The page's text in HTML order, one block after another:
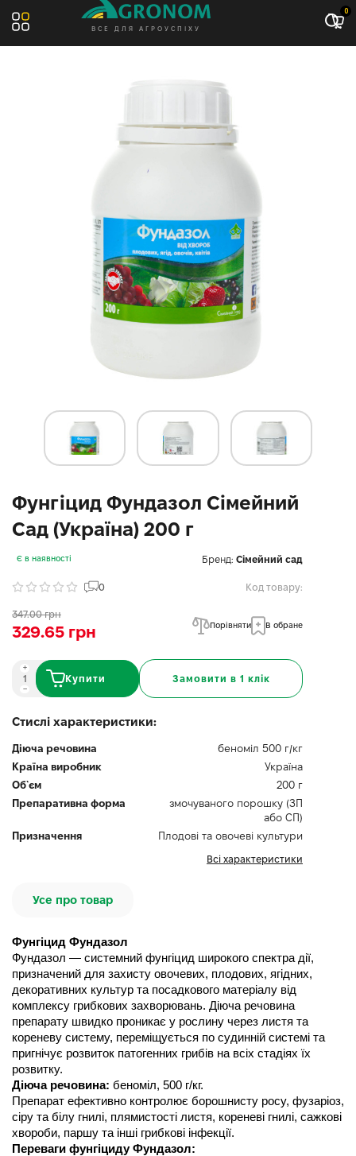
ВСЕ ДЛЯ АГРОУСПІХУ
0
Фунгіцид Фундазол Сімейний
Сад (Україна) 200 г
Є в наявності Бренд: Сімейний сад
0 Код товару:
347.00 грн
329.65 грн Порівняти В обране
Купити Замовити в 1 клік
Стислі характеристики:
Діюча речовина
беноміл 500 г/кг
Країна виробник
Україна
Об`єм
200 г
Препаративна форма
змочуваного порошку (ЗП
або СП)
Призначення
Плодові та овочеві культури
Всі характеристики
Усе про товар
Фунгіцид Фундазол
Фундазол — системний фунгіцид широкого спектра дії,
призначений для захисту овочевих, плодових, ягідних,
декоративних культур та посадкового матеріалу від
комплексу грибкових захворювань. Діюча речовина
препарату швидко проникає у рослину через листя та
кореневу систему, переміщується по судинній системі та
пригнічує розвиток патогенних грибів на всіх стадіях їх
розвитку.
Діюча речовина: беноміл, 500 г/кг.
Препарат ефективно контролює борошнисту росу, фузаріоз,
сіру та білу гнилі, плямистості листя, кореневі гнилі, сажкові
хвороби, паршу та інші грибкові інфекції.
Переваги фунгіциду Фундазол: